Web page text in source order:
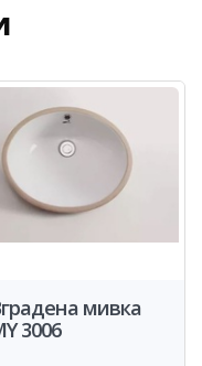
мивка
3006